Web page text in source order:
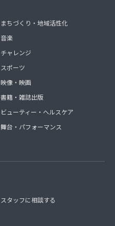
まちづくり・地域活性化
音楽
チャレンジ
スポーツ
映像・映画
書籍・雑誌出版
ビューティー・ヘルスケア
舞台・パフォーマンス
スタッフに相談する